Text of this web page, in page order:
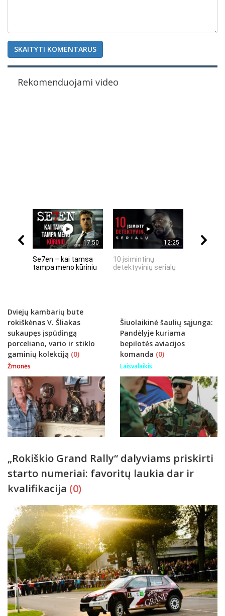
SKAITYTI KOMENTARUS
Rekomenduojami video
17:50
Se7en – kai tamsa
tampa meno kūriniu
12:25
10 įsimintinų
detektyvinių serialų
Dviejų kambarių bute
rokiškėnas V. Šliakas
sukaupęs įspūdingą
porceliano, vario ir stiklo
gaminių kolekciją (0)
Žmonės
Šiuolaikinė šaulių sąjunga:
Pandėlyje kuriama
bepilotės aviacijos
komanda (0)
Laisvalaikis
„Rokiškio Grand Rally“ dalyviams priskirti
starto numeriai: favoritų laukia dar ir
kvalifikacija (0)